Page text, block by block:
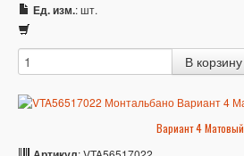
Ед. изм.: шт.
Вариант 4 Матовый